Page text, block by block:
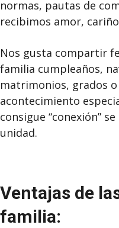
normas, pautas de
recibimos amor,
Nos gusta compartir
familia cumpleaños,
matrimonios, grados
acontecimiento
consigue “conexión”
unidad.
Ventajas de
familia: